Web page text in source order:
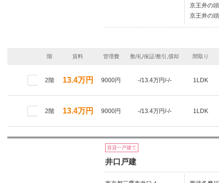
京王井の
京王井の
階 賃料 管理費 敷/礼/保証/敷引,償却 間取り
2階 13.4万円 9000円 -/13.4万円/-/- 1LDK
2階 13.4万円 9000円 -/13.4万円/-/- 1LDK
賃貸一戸建て
井口戸建